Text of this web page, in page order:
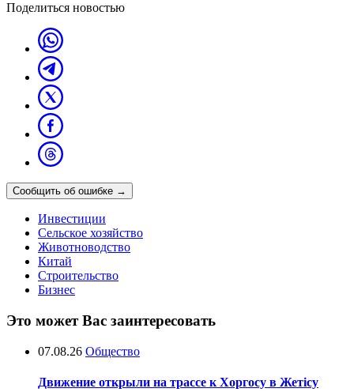
Поделиться новостью
Сообщить об ошибке →
Инвестиции
Сельское хозяйство
Животноводство
Китай
Строительство
Бизнес
Это может Вас заинтересовать
07.08.26 Общество
Движение открыли на трассе к Хоргосу в Жетісу